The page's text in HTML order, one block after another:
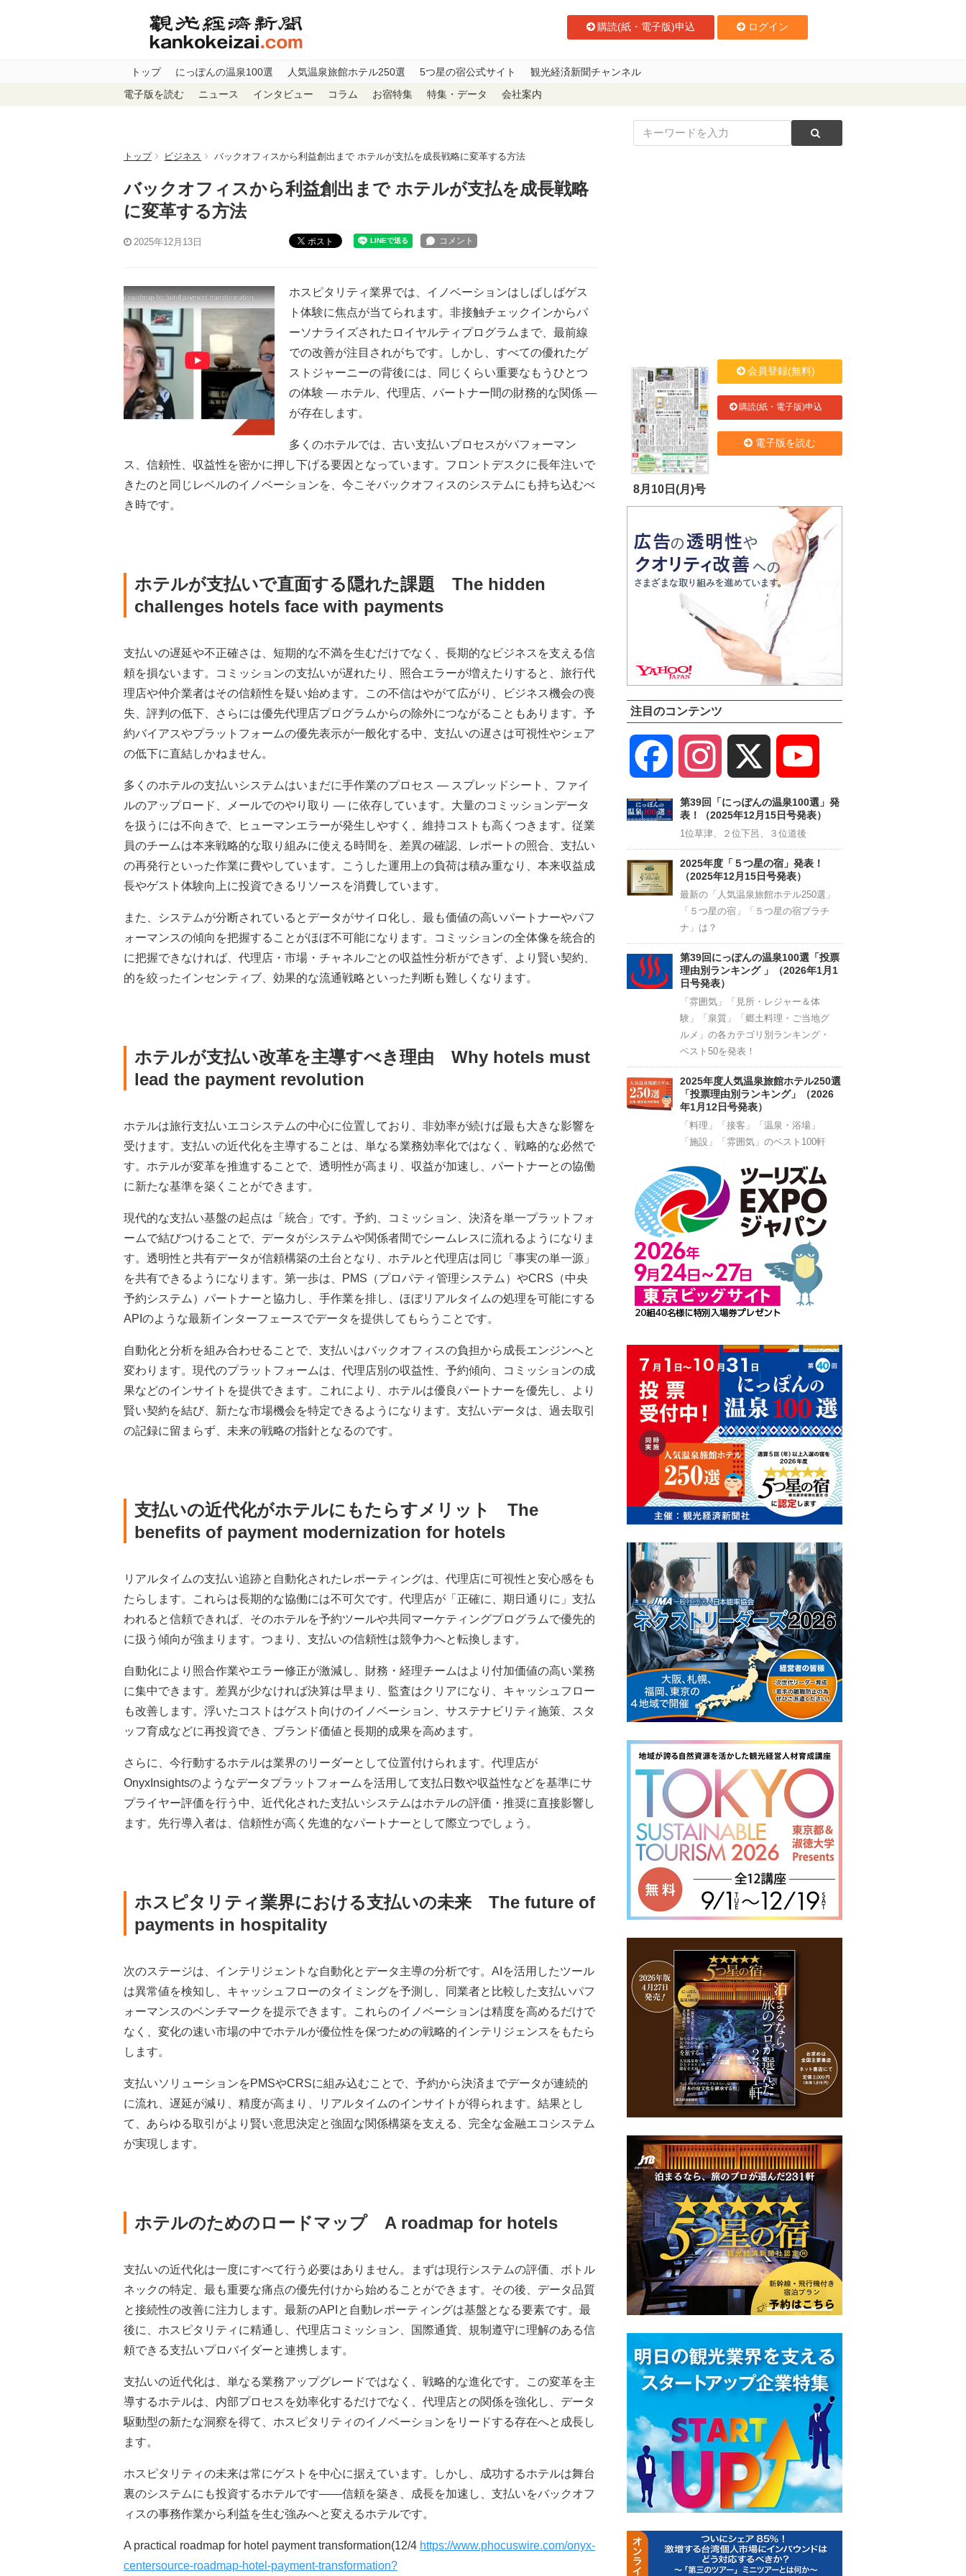
購読(紙・電子版)申込 ログイン
トップ にっぽんの温泉100選 人気温泉旅館ホテル250選 5つ星の宿公式サイト 観光経済新聞チャンネル
電子版を読む ニュース インタビュー コラム お宿特集 特集・データ 会社案内
トップ ビジネス バックオフィスから利益創出まで ホテルが支払を成長戦略に変革する方法
バックオフィスから利益創出まで ホテルが支払を成長戦略
に変革する方法
2025年12月13日 ポスト
ホスピタリティ業界では、イノベーションはしばしばゲス
ト体験に焦点が当てられます。非接触チェックインからパ
ーソナライズされたロイヤルティプログラムまで、最前線
での改善が注目されがちです。しかし、すべての優れたゲ
ストジャーニーの背後には、同じくらい重要なもうひとつ
の体験 — ホテル、代理店、パートナー間の財務的な関係 —
が存在します。
多くのホテルでは、古い支払いプロセスがパフォーマン
ス、信頼性、収益性を密かに押し下げる要因となっています。フロントデスクに長年注いで
きたのと同じレベルのイノベーションを、今こそバックオフィスのシステムにも持ち込むべ
き時です。
ホテルが支払いで直面する隠れた課題 The hidden
challenges hotels face with payments
支払いの遅延や不正確さは、短期的な不満を生むだけでなく、長期的なビジネスを支える信
頼を損ないます。コミッションの支払いが遅れたり、照合エラーが増えたりすると、旅行代
理店や仲介業者はその信頼性を疑い始めます。この不信はやがて広がり、ビジネス機会の喪
失、評判の低下、さらには優先代理店プログラムからの除外につながることもあります。予
約バイアスやプラットフォームの優先表示が一般化する中、支払いの遅さは可視性やシェア
の低下に直結しかねません。
多くのホテルの支払いシステムはいまだに手作業のプロセス — スプレッドシート、ファイ
ルのアップロード、メールでのやり取り — に依存しています。大量のコミッションデータ
を扱うには不向きで、ヒューマンエラーが発生しやすく、維持コストも高くつきます。従業
員のチームは本来戦略的な取り組みに使える時間を、差異の確認、レポートの照合、支払い
の再発行といった作業に費やしています。こうした運用上の負荷は積み重なり、本来収益成
長やゲスト体験向上に投資できるリソースを消費しています。
また、システムが分断されているとデータがサイロ化し、最も価値の高いパートナーやパフ
ォーマンスの傾向を把握することがほぼ不可能になります。コミッションの全体像を統合的
に把握できなければ、代理店・市場・チャネルごとの収益性分析ができず、より賢い契約、
的を絞ったインセンティブ、効果的な流通戦略といった判断も難しくなります。
ホテルが支払い改革を主導すべき理由 Why hotels must
lead the payment revolution
ホテルは旅行支払いエコシステムの中心に位置しており、非効率が続けば最も大きな影響を
受けます。支払いの近代化を主導することは、単なる業務効率化ではなく、戦略的な必然で
す。ホテルが変革を推進することで、透明性が高まり、収益が加速し、パートナーとの協働
に新たな基準を築くことができます。
現代的な支払い基盤の起点は「統合」です。予約、コミッション、決済を単一プラットフォ
ームで結びつけることで、データがシステムや関係者間でシームレスに流れるようになりま
す。透明性と共有データが信頼構築の土台となり、ホテルと代理店は同じ「事実の単一源」
を共有できるようになります。第一歩は、PMS（プロパティ管理システム）やCRS（中央
予約システム）パートナーと協力し、手作業を排し、ほぼリアルタイムの処理を可能にする
APIのような最新インターフェースでデータを提供してもらうことです。
自動化と分析を組み合わせることで、支払いはバックオフィスの負担から成長エンジンへと
変わります。現代のプラットフォームは、代理店別の収益性、予約傾向、コミッションの成
果などのインサイトを提供できます。これにより、ホテルは優良パートナーを優先し、より
賢い契約を結び、新たな市場機会を特定できるようになります。支払いデータは、過去取引
の記録に留まらず、未来の戦略の指針となるのです。
支払いの近代化がホテルにもたらすメリット The
benefits of payment modernization for hotels
リアルタイムの支払い追跡と自動化されたレポーティングは、代理店に可視性と安心感をも
たらします。これらは長期的な協働には不可欠です。代理店が「正確に、期日通りに」支払
われると信頼できれば、そのホテルを予約ツールや共同マーケティングプログラムで優先的
に扱う傾向が強まります。つまり、支払いの信頼性は競争力へと転換します。
自動化により照合作業やエラー修正が激減し、財務・経理チームはより付加価値の高い業務
に集中できます。差異が少なければ決算は早まり、監査はクリアになり、キャッシュフロー
も改善します。浮いたコストはゲスト向けのイノベーション、サステナビリティ施策、スタ
ッフ育成などに再投資でき、ブランド価値と長期的成果を高めます。
さらに、今行動するホテルは業界のリーダーとして位置付けられます。代理店が
OnyxInsightsのようなデータプラットフォームを活用して支払日数や収益性などを基準にサ
プライヤー評価を行う中、近代化された支払いシステムはホテルの評価・推奨に直接影響し
ます。先行導入者は、信頼性が高く先進的なパートナーとして際立つでしょう。
ホスピタリティ業界における支払いの未来 The future of
payments in hospitality
次のステージは、インテリジェントな自動化とデータ主導の分析です。AIを活用したツール
は異常値を検知し、キャッシュフローのタイミングを予測し、同業者と比較した支払いパフ
ォーマンスのベンチマークを提示できます。これらのイノベーションは精度を高めるだけで
なく、変化の速い市場の中でホテルが優位性を保つための戦略的インテリジェンスをもたら
します。
支払いソリューションをPMSやCRSに組み込むことで、予約から決済までデータが連続的
に流れ、遅延が減り、精度が高まり、リアルタイムのインサイトが得られます。結果とし
て、あらゆる取引がより賢い意思決定と強固な関係構築を支える、完全な金融エコシステム
が実現します。
ホテルのためのロードマップ A roadmap for hotels
支払いの近代化は一度にすべて行う必要はありません。まずは現行システムの評価、ボトル
ネックの特定、最も重要な痛点の優先付けから始めることができます。その後、データ品質
と接続性の改善に注力します。最新のAPIと自動レポーティングは基盤となる要素です。最
後に、ホスピタリティに精通し、代理店コミッション、国際通貨、規制遵守に理解のある信
頼できる支払いプロバイダーと連携します。
支払いの近代化は、単なる業務アップグレードではなく、戦略的な進化です。この変革を主
導するホテルは、内部プロセスを効率化するだけでなく、代理店との関係を強化し、データ
駆動型の新たな洞察を得て、ホスピタリティのイノベーションをリードする存在へと成長し
ます。
ホスピタリティの未来は常にゲストを中心に据えています。しかし、成功するホテルは舞台
裏のシステムにも投資するホテルです——信頼を築き、成長を加速し、支払いをバックオフ
ィスの事務作業から利益を生む強みへと変えるホテルです。
A practical roadmap for hotel payment transformation(12/4 https://www.phocuswire.com/onyx-
centersource-roadmap-hotel-payment-transformation?
8月10日(月)号
会員登録(無料)
購読(紙・電子版)申込
電子版を読む
注目のコンテンツ
Facebook Instagram
Channel
第39回「にっぽんの温泉100選」発
表！（2025年12月15日号発表）
1位草津、２位下呂、３位道後
2025年度「５つ星の宿」発表！
（2025年12月15日号発表）
最新の「人気温泉旅館ホテル250選」
「５つ星の宿」「５つ星の宿プラチ
ナ」は？
第39回にっぽんの温泉100選「投票
理由別ランキング 」（2026年1月1
日号発表）
「雰囲気」「見所・レジャー＆体
験」「泉質」「郷土料理・ご当地グ
ルメ」の各カテゴリ別ランキング・
ベスト50を発表！
2025年度人気温泉旅館ホテル250選
「投票理由別ランキング」（2026
年1月12日号発表）
「料理」「接客」「温泉・浴場」
「施設」「雰囲気」のベスト100軒